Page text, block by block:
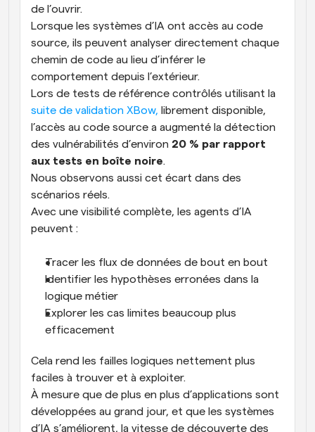
de l’ouvrir.
Lorsque les systèmes d’IA ont accès au code
source, ils peuvent analyser directement chaque
chemin de code au lieu d’inférer le
comportement depuis l’extérieur.
suite de validation XBow, librement disponible,
l’accès au code source a augmenté la détection
des vulnérabilités d’environ 20 % par rapport
aux tests en boîte noire.
Nous observons aussi cet écart dans des
scénarios réels.
Avec une visibilité complète, les agents d’IA
peuvent :
Tracer les flux de données de bout en bout
Identifier les hypothèses erronées dans la
logique métier
Explorer les cas limites beaucoup plus
efficacement
Cela rend les failles logiques nettement plus
faciles à trouver et à exploiter.
À mesure que de plus en plus d’applications sont
développées au grand jour, et que les systèmes
d’IA s’améliorent, la vitesse de découverte des